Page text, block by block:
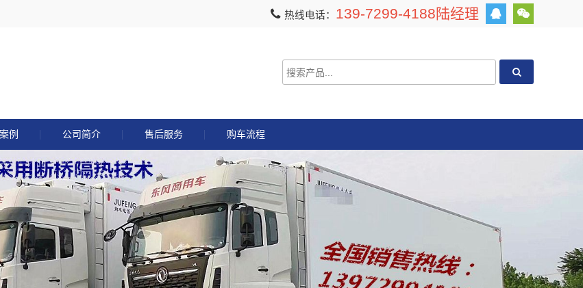
热线电话： 139-7299-4188陆经理
例 公司简介 售后服务 购车流程